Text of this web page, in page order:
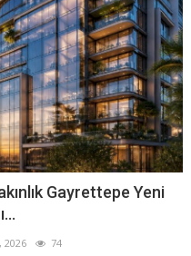
Gayrettepe Yeni
2026 74